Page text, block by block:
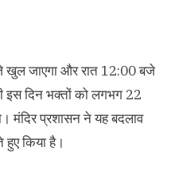
खुल जाएगा और रात 12:00 बजे
इस दिन भक्तों को लगभग 22
मंदिर प्रशासन ने यह बदलाव
हुए किया है।